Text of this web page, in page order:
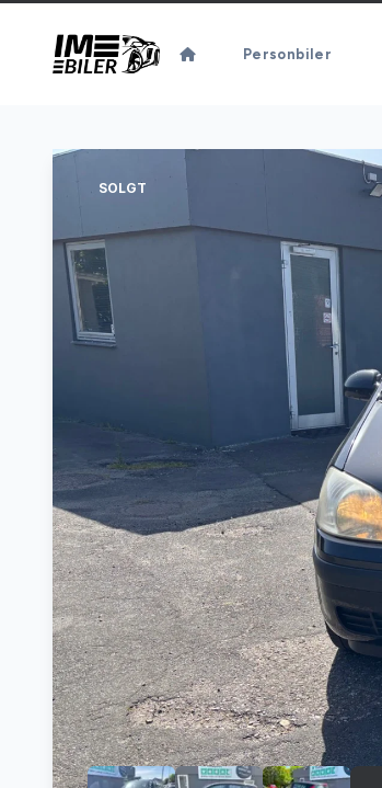
Personbiler
SOLGT